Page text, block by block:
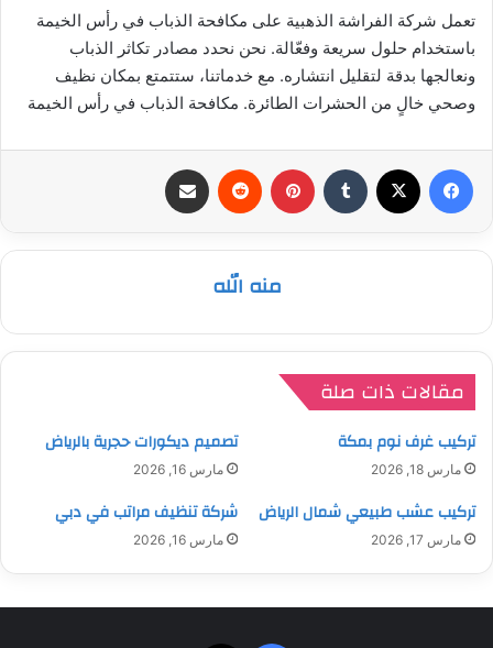
تعمل شركة الفراشة الذهبية على مكافحة الذباب في رأس الخيمة
باستخدام حلول سريعة وفعّالة. نحن نحدد مصادر تكاثر الذباب
ونعالجها بدقة لتقليل انتشاره. مع خدماتنا، ستتمتع بمكان نظيف
وصحي خالٍ من الحشرات الطائرة. مكافحة الذباب في رأس الخيمة
فيسبوك بينتيريست
منه الله
مقالات ذات صلة
تركيب غرف نوم بمكة
مارس 18, 2026
تصميم ديكورات حجرية بالرياض
مارس 16, 2026
تركيب عشب طبيعي شمال الرياض
مارس 17, 2026
شركة تنظيف مراتب في دبي
مارس 16, 2026